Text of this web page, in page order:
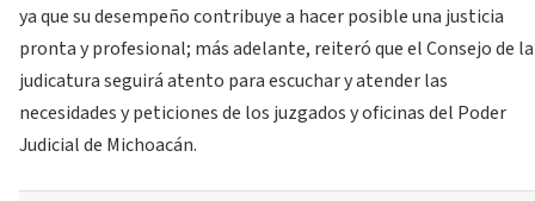
ya que su desempeño contribuye a hacer posible una justicia
pronta y profesional; más adelante, reiteró que el Consejo de la
judicatura seguirá atento para escuchar y atender las
necesidades y peticiones de los juzgados y oficinas del Poder
Judicial de Michoacán.